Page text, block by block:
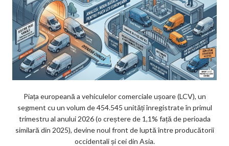
Piața europeană a vehiculelor comerciale ușoare (LCV), un
segment cu un volum de 454.545 unități înregistrate în primul
trimestru al anului 2026 (o creștere de 1,1% față de perioada
similară din 2025), devine noul front de luptă între producătorii
occidentali și cei din Asia.